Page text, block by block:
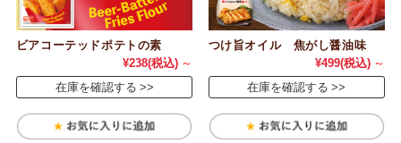
ビアコーテッドポテトの素
¥238(税込) ～
在庫を確認する
つけ旨オイル 焦がし醤油味
¥499(税込) ～
在庫を確認する